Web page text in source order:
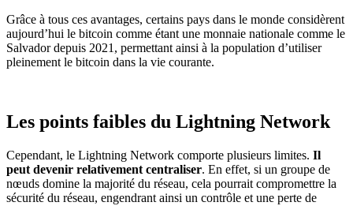
Grâce à tous ces avantages, certains pays dans le monde considèrent
aujourd’hui le bitcoin comme étant une monnaie nationale comme le
Salvador depuis 2021, permettant ainsi à la population d’utiliser
pleinement le bitcoin dans la vie courante.
Les points faibles du Lightning Network
Cependant, le Lightning Network comporte plusieurs limites. Il
peut devenir relativement centraliser. En effet, si un groupe de
nœuds domine la majorité du réseau, cela pourrait compromettre la
sécurité du réseau, engendrant ainsi un contrôle et une perte de